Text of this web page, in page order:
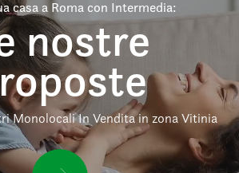
casa a Roma con Intermedia:
nostre
Monolocali In Vendita in zona Vitinia